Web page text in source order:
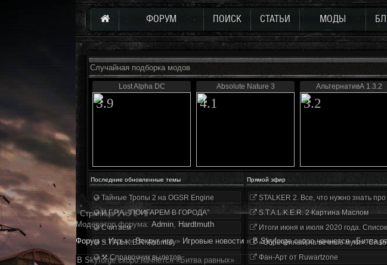
ФОРУМ ПОИСК СТАТЬИ МОДЫ
Случайная подборка модов
Lost Alpha DC
3.9
Absolute Nature 3
4.1
АльтернативА 1.3.2
3.2
Последние обновленные темы Прямой эфир
Тайные Тропы 2 на OGSR Engine
И.Г.Р.А. "ПОИГАРЕМ В ГОРОДА"
Считаем
S.T.A.L.K.E.R. Anomaly
⚒ Справочник вылетов
STALKER 2. Все, что нужно знать
S.T.A.L.K.E.R. 2 Картина Маслом
Итоги июня и июля 2020 года.
«Обречённый на вечные муки».
Фан-Арт от Ruwartzone
Страница1из1
1
Модератор форума: Аdmin, Hardtmuth
Форум » Игры » Вокруг игр » Игровые новости » В Skyforge скоро начнется «Битва
В Skyforge скоро начнется «Битва равных»